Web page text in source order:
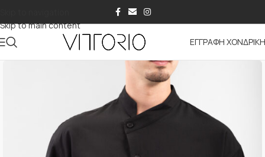
Skip to main content
ΕΓΓΡΑΦΗ